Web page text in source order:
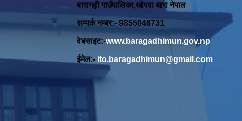
बारागढ़ी गाउँपालिका,खोपवा बारा नेपाल
सम्पर्क नम्बर:- 9855048731
वेबसाइट:-www.baragadhimun.gov.np
ईमेल:- ito.baragadhimun@gmail.com